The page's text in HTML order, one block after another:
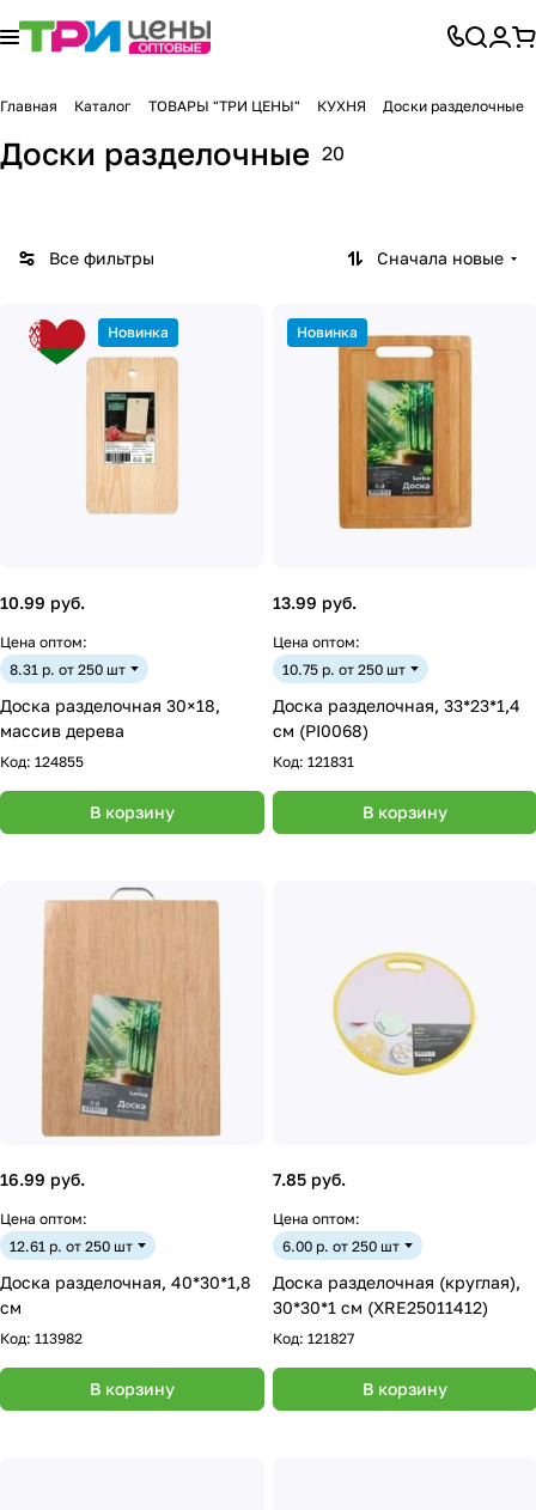
Главная Каталог ТОВАРЫ "ТРИ ЦЕНЫ" КУХНЯ Доски разделочные
Доски разделочные 20
Все фильтры Сначала новые
Новинка
10.99 руб.
Цена оптом:
8.31 р. от 250 шт
Доска разделочная 30×18,
массив дерева
Код: 124855
В корзину
Новинка
13.99 руб.
Цена оптом:
10.75 р. от 250 шт
Доска разделочная, 33*23*1,4
см (PI0068)
Код: 121831
В корзину
16.99 руб.
Цена оптом:
12.61 р. от 250 шт
Доска разделочная, 40*30*1,8
см
Код: 113982
В корзину
7.85 руб.
Цена оптом:
6.00 р. от 250 шт
Доска разделочная (круглая),
30*30*1 см (XRE25011412)
Код: 121827
В корзину